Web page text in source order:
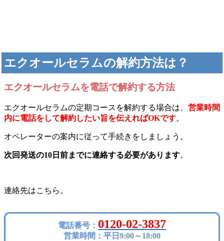
エクオールセラムの解約方法は？
エクオールセラムを電話で解約する方法
エクオールセラムの定期コースを解約する場合は、 営業時間
内に電話をして解約したい旨を伝えればOKです。
オペレーターの案内に従って手続きをしましょう。
次回発送の10日前までに連絡する必要があります。
連絡先はこちら。
電話番号： 0120-02-3837
営業時間：平日9:00～18:00